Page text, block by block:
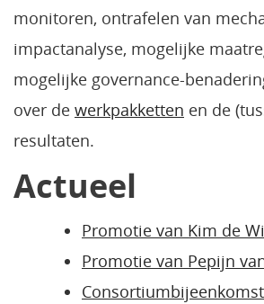
monitoren, ontrafelen van
impactanalyse, mogelijke
mogelijke governance-
over de werkpakketten en de
resultaten.
Actueel
Promotie van Kim de
Promotie van Pepijn